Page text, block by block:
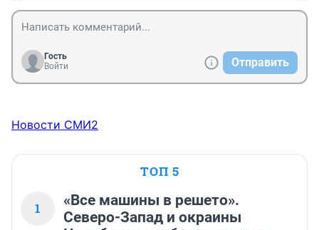
Гость
Войти
Отправить
Новости СМИ2
ТОП 5
1
«Все машины в решето».
Северо-Запад и окраины